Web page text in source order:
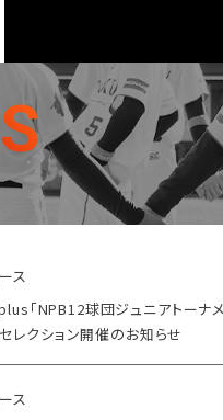
ス
「NPB12球団ジュニアトーナ
レクション開催のお知らせ
ス